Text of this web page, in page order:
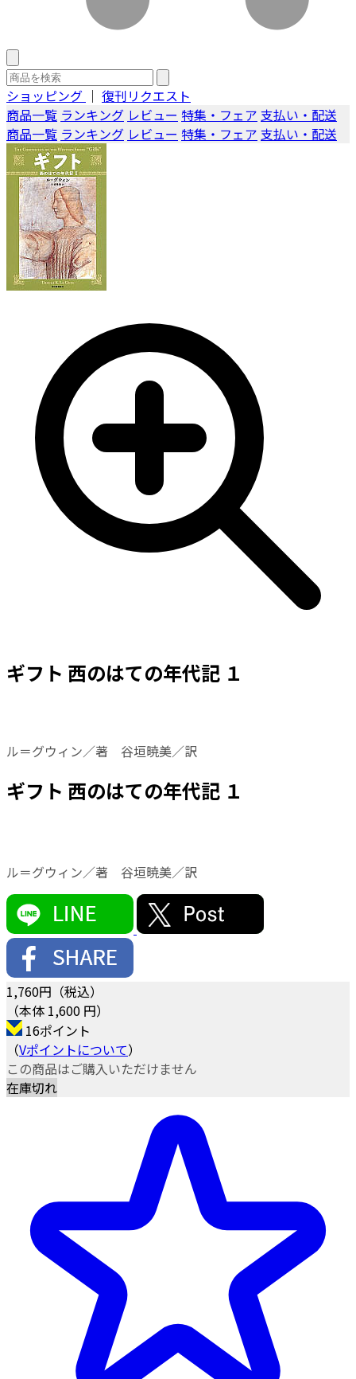
ショッピング ｜ 復刊リクエスト
商品一覧 ランキング レビュー 特集・フェア 支払い・配送
商品一覧 ランキング レビュー 特集・フェア 支払い・配送
ギフト 西のはての年代記 １
ル＝グウィン／著 谷垣暁美／訳
ギフト 西のはての年代記 １
ル＝グウィン／著 谷垣暁美／訳
1,760円（税込）
（本体 1,600 円）
16ポイント
（Vポイントについて）
この商品はご購入いただけません
在庫切れ